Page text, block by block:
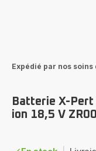
Expédié par nos soins
Batterie X-
ion 18,5 V